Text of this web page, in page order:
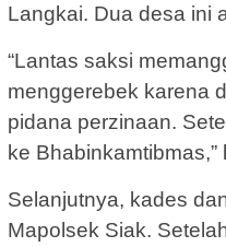
Langkai. Dua desa ini
“Lantas saksi
menggerebek karena
pidana perzinaan.
ke Bhabinkamtibmas,”
Selanjutnya, kades
Mapolsek Siak.